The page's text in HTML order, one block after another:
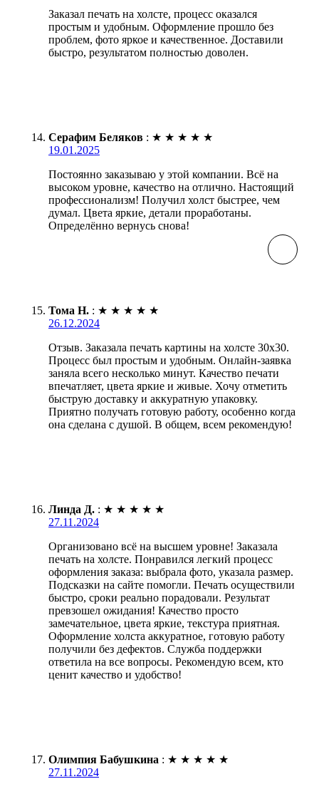
Заказал печать на холсте, процесс оказался
простым и удобным. Оформление прошло без
проблем, фото яркое и качественное. Доставили
быстро, результатом полностью доволен.
Серафим Беляков : ★ ★ ★ ★ ★
19.01.2025
Постоянно заказываю у этой компании. Всё на
высоком уровне, качество на отлично. Настоящий
профессионализм! Получил холст быстрее, чем
думал. Цвета яркие, детали проработаны.
Определённо вернусь снова!
Тома Н. : ★ ★ ★ ★ ★
26.12.2024
Отзыв. Заказала печать картины на холсте 30х30.
Процесс был простым и удобным. Онлайн-заявка
заняла всего несколько минут. Качество печати
впечатляет, цвета яркие и живые. Хочу отметить
быструю доставку и аккуратную упаковку.
Приятно получать готовую работу, особенно когда
она сделана с душой. В общем, всем рекомендую!
Линда Д. : ★ ★ ★ ★ ★
27.11.2024
Организовано всё на высшем уровне! Заказала
печать на холсте. Понравился легкий процесс
оформления заказа: выбрала фото, указала размер.
Подсказки на сайте помогли. Печать осуществили
быстро, сроки реально порадовали. Результат
превзошел ожидания! Качество просто
замечательное, цвета яркие, текстура приятная.
Оформление холста аккуратное, готовую работу
получили без дефектов. Служба поддержки
ответила на все вопросы. Рекомендую всем, кто
ценит качество и удобство!
Олимпия Бабушкина : ★ ★ ★ ★ ★
27.11.2024